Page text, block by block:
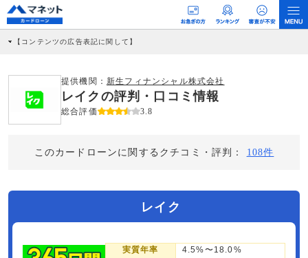
【コンテンツの広告表記に関して】
社に対して企業から紹介報酬が支払われるという収益モデルです。 ただし、特定の
商品を根拠なくPRするものではなく、当編集部の調査／ユーザーへの口コミ収集な
どに基づき、公平性を担保した情報提供を行っています。
>提携企業一覧
提供機関： 新生フィナンシャル株式会社
レイクの評判・口コミ情報
総合評価 3.8
このカードローンに関するクチコミ・評判： 108件
レイク
実質年率 4.5%〜18.0%